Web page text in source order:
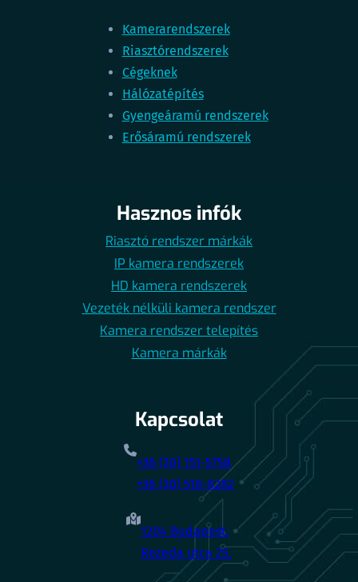
Kamerarendszerek
Riasztórendszerek
Cégeknek
Hálózatépítés
Gyengeáramú rendszerek
Erősáramú rendszerek
Hasznos infók
Riasztó rendszer márkák
IP kamera rendszerek
HD kamera rendszerek
Vezeték nélküli kamera rendszer
Kamera rendszer telepítés
Kamera márkák
Kapcsolat
+36 (30) 151-5758
+36 (30) 518-8282
1204 Budapest,
Rezeda utca 25.